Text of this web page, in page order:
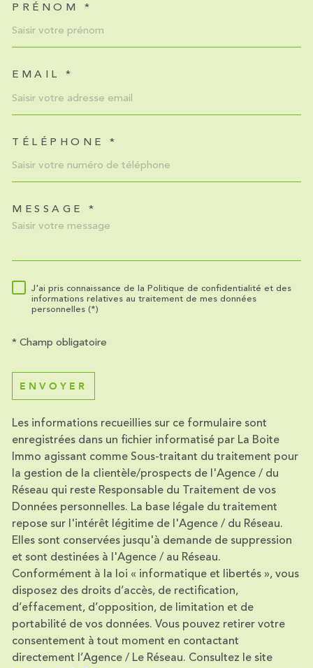
PRÉNOM *
EMAIL *
TÉLÉPHONE *
MESSAGE *
RÈGLEMENTATION
J'ai pris connaissance de la Politique de confidentialité et des
informations relatives au traitement de mes données
personnelles (*)
* Champ obligatoire
ENVOYER
Les informations recueillies sur ce formulaire sont
enregistrées dans un fichier informatisé par La Boite
Immo agissant comme Sous-traitant du traitement pour
la gestion de la clientèle/prospects de l'Agence / du
Réseau qui reste Responsable du Traitement de vos
Données personnelles. La base légale du traitement
repose sur l'intérêt légitime de l'Agence / du Réseau.
Elles sont conservées jusqu'à demande de suppression
et sont destinées à l'Agence / au Réseau.
Conformément à la loi « informatique et libertés », vous
disposez des droits d’accès, de rectification,
d’effacement, d’opposition, de limitation et de
portabilité de vos données. Vous pouvez retirer votre
consentement à tout moment en contactant
directement l’Agence / Le Réseau. Consultez le site